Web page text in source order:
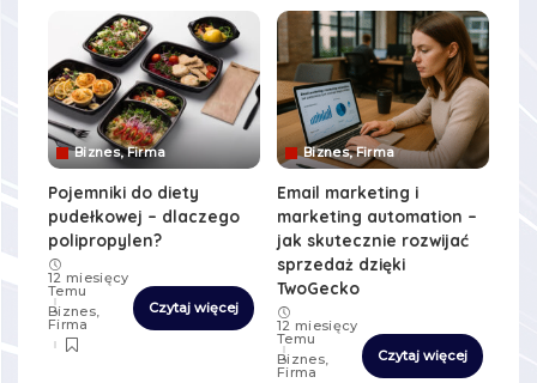
Biznes, Firma
Pojemniki do diety
pudełkowej – dlaczego
polipropylen?
12 miesięcy
Temu
Biznes,
Firma
Czytaj więcej
Biznes, Firma
Email marketing i
marketing automation –
jak skutecznie rozwijać
sprzedaż dzięki
TwoGecko
12 miesięcy
Temu
Biznes,
Firma
Czytaj więcej